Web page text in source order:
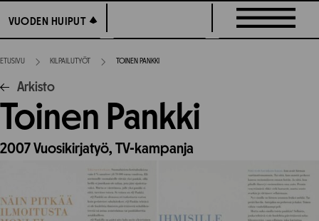
suoraan
sisältöön
VUODEN HUIPUT
VUODEN HUIPUT
ETUSIVU KILPAILUTYÖT TOINEN PANKKI
Arkisto
Toinen Pankki
2007Vuosikirjatyö, TV-kampanja